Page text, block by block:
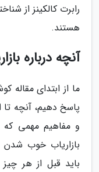
رابرت کالکینز از
هستند.
آنچه درباره
ما از ابتدای
پاسخ دهیم، آنچه تا
و مفاهیم مهمی که
بازاریاب خوب شدن
باید قبل از هر